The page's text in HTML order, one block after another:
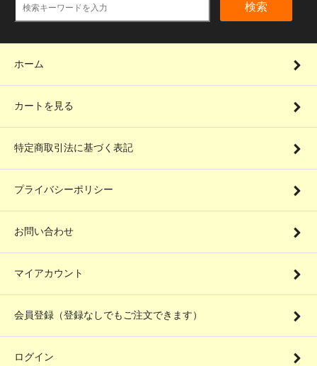
検索
ホーム
カートを見る
特定商取引法に基づく表記
プライバシーポリシー
お問い合わせ
マイアカウント
会員登録（登録なしでもご注文できます）
ログイン